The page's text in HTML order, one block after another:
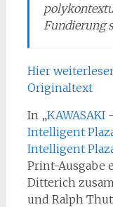
Fundierung
Hier
Originaltext
In „
Intelligent
Intelligent
Print-Ausgabe
Ditterich
und Ralph